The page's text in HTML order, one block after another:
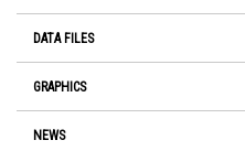
DATA FILES
GRAPHICS
NEWS